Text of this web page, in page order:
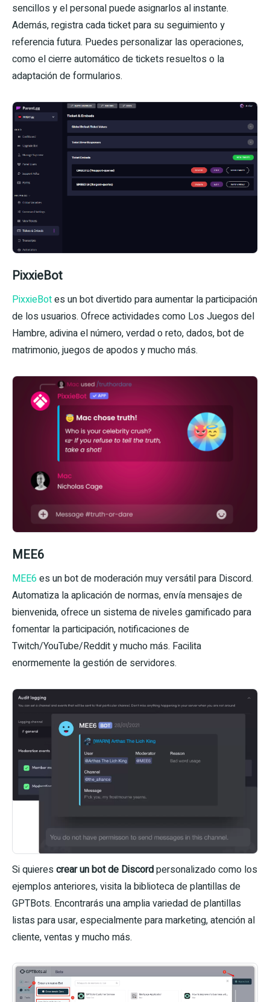
sencillos y el personal puede asignarlos al instante.
Además, registra cada ticket para su seguimiento y
referencia futura. Puedes personalizar las operaciones,
como el cierre automático de tickets resueltos o la
adaptación de formularios.
PixxieBot
PixxieBotes un bot divertido para aumentar la participación
de los usuarios. Ofrece actividades como Los Juegos del
Hambre, adivina el número, verdad o reto, dados, bot de
matrimonio, juegos de apodos y mucho más.
MEE6
MEE6es un bot de moderación muy versátil para Discord.
Automatiza la aplicación de normas, envía mensajes de
bienvenida, ofrece un sistema de niveles gamificado para
fomentar la participación, notificaciones de
Twitch/YouTube/Reddit y mucho más. Facilita
enormemente la gestión de servidores.
Si quieres crear un bot de Discordpersonalizado como los
ejemplos anteriores, visita la biblioteca de plantillas de
GPTBots. Encontrarás una amplia variedad de plantillas
listas para usar, especialmente para marketing, atención al
cliente, ventas y mucho más.